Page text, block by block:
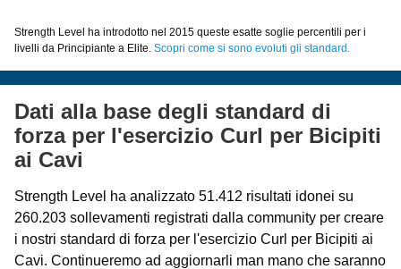
Strength Level ha introdotto nel 2015 queste esatte soglie percentili per i
livelli da Principiante a Elite. Scopri come si sono evoluti gli standard.
Dati alla base degli standard di
forza per l'esercizio Curl per Bicipiti
ai Cavi
Strength Level ha analizzato 51.412 risultati idonei su
260.203 sollevamenti registrati dalla community per creare
i nostri standard di forza per l'esercizio Curl per Bicipiti ai
Cavi. Continueremo ad aggiornarli man mano che saranno